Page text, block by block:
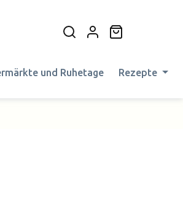
und Ruhetage Rezepte